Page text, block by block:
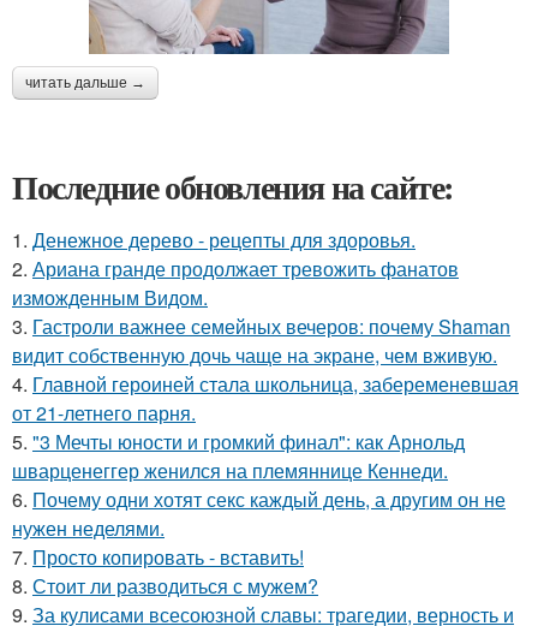
читать дальше →
Последние обновления на сайте:
1. Денежное дерево - рецепты для здоровья.
2. Ариана гранде продолжает тревожить фанатов
изможденным Видом.
3. Гастроли важнее семейных вечеров: почему Shaman
видит собственную дочь чаще на экране, чем вживую.
4. Главной героиней стала школьница, забеременевшая
от 21-летнего парня.
5. "3 Мечты юности и громкий финал": как Арнольд
шварценеггер женился на племяннице Кеннеди.
6. Почему одни хотят секс каждый день, а другим он не
нужен неделями.
7. Просто копировать - вставить!
8. Стоит ли разводиться с мужем?
9. За кулисами всесоюзной славы: трагедии, верность и